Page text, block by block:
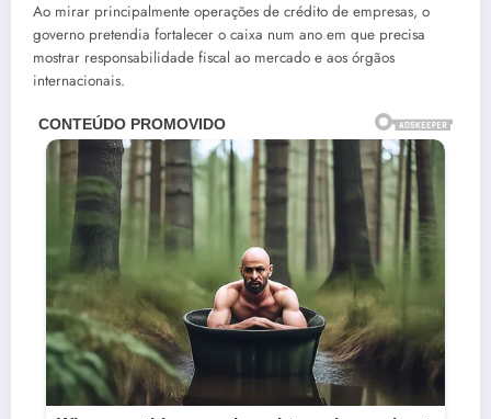
Ao mirar principalmente operações de crédito de empresas, o
governo pretendia fortalecer o caixa num ano em que precisa
mostrar responsabilidade fiscal ao mercado e aos órgãos
internacionais.